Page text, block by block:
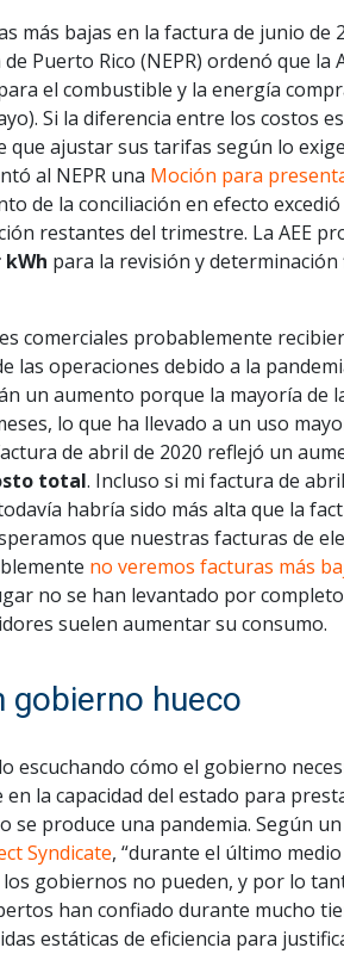
más bajas en la factura de junio de
Puerto Rico (NEPR) ordenó que
el combustible y la energía
Si la diferencia entre los costos
que ajustar sus tarifas según lo
al NEPR una Moción para
de la conciliación en efecto
restantes del trimestre. La AEE
para la revisión y determinación
comerciales probablemente
las operaciones debido a la
un aumento porque la mayoría de
lo que ha llevado a un uso
de abril de 2020 reflejó un
total. Incluso si mi factura de
habría sido más alta que la
que nuestras facturas de
no veremos facturas más
no se han levantado por
suelen aumentar su consumo.
gobierno hueco
escuchando cómo el gobierno
la capacidad del estado para
se produce una pandemia. Según
Syndicate, “durante el último
gobiernos no pueden, y por lo
han confiado durante mucho
estáticas de eficiencia para